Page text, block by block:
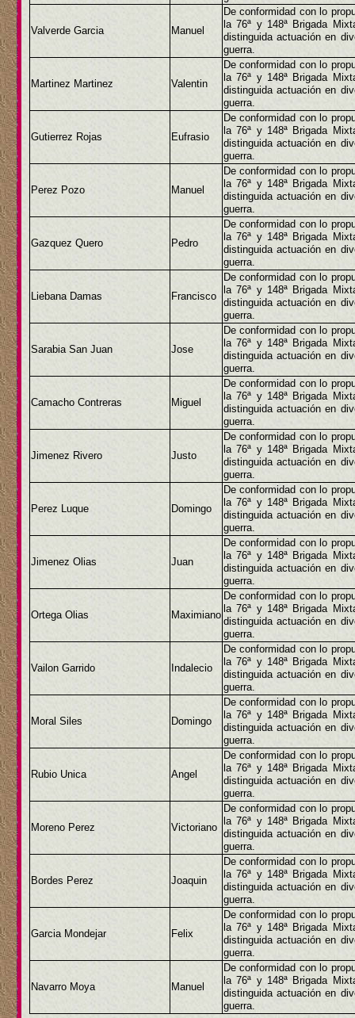
Valverde Garcia Manuel
De conformidad con lo
la 76ª y 148ª Brigada
distinguida actuación en
guerra.
Martinez Martinez Valentin
De conformidad con lo
la 76ª y 148ª Brigada
distinguida actuación en
guerra.
Gutierrez Rojas Eufrasio
De conformidad con lo
la 76ª y 148ª Brigada
distinguida actuación en
guerra.
Perez Pozo Manuel
De conformidad con lo
la 76ª y 148ª Brigada
distinguida actuación en
guerra.
Gazquez Quero Pedro
De conformidad con lo
la 76ª y 148ª Brigada
distinguida actuación en
guerra.
Liebana Damas Francisco
De conformidad con lo
la 76ª y 148ª Brigada
distinguida actuación en
guerra.
Sarabia San Juan Jose
De conformidad con lo
la 76ª y 148ª Brigada
distinguida actuación en
guerra.
Camacho Contreras Miguel
De conformidad con lo
la 76ª y 148ª Brigada
distinguida actuación en
guerra.
Jimenez Rivero Justo
De conformidad con lo
la 76ª y 148ª Brigada
distinguida actuación en
guerra.
Perez Luque Domingo
De conformidad con lo
la 76ª y 148ª Brigada
distinguida actuación en
guerra.
Jimenez Olias Juan
De conformidad con lo
la 76ª y 148ª Brigada
distinguida actuación en
guerra.
Ortega Olias Maximiano
De conformidad con lo
la 76ª y 148ª Brigada
distinguida actuación en
guerra.
Vailon Garrido Indalecio
De conformidad con lo
la 76ª y 148ª Brigada
distinguida actuación en
guerra.
Moral Siles Domingo
De conformidad con lo
la 76ª y 148ª Brigada
distinguida actuación en
guerra.
Rubio Unica Angel
De conformidad con lo
la 76ª y 148ª Brigada
distinguida actuación en
guerra.
Moreno Perez Victoriano
De conformidad con lo
la 76ª y 148ª Brigada
distinguida actuación en
guerra.
Bordes Perez Joaquin
De conformidad con lo
la 76ª y 148ª Brigada
distinguida actuación en
guerra.
Garcia Mondejar Felix
De conformidad con lo
la 76ª y 148ª Brigada
distinguida actuación en
guerra.
Navarro Moya Manuel
De conformidad con lo
la 76ª y 148ª Brigada
distinguida actuación en
guerra.